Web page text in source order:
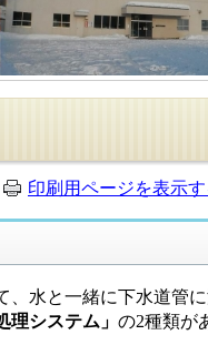
印刷用ページを表示す
水と一緒に下水道管
理システム」 の2種類が